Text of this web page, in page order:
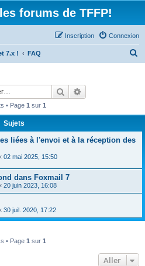
forums de TFFP!
Connexion
Inscription
7.x ! FAQ
Rechercher
• Page 1 sur 1
Sujets
liées à l'envoi et à la réception des
02 mai 2025, 15:50
dans Foxmail 7
20 juin 2023, 16:08
30 juil. 2020, 17:22
• Page 1 sur 1
Aller